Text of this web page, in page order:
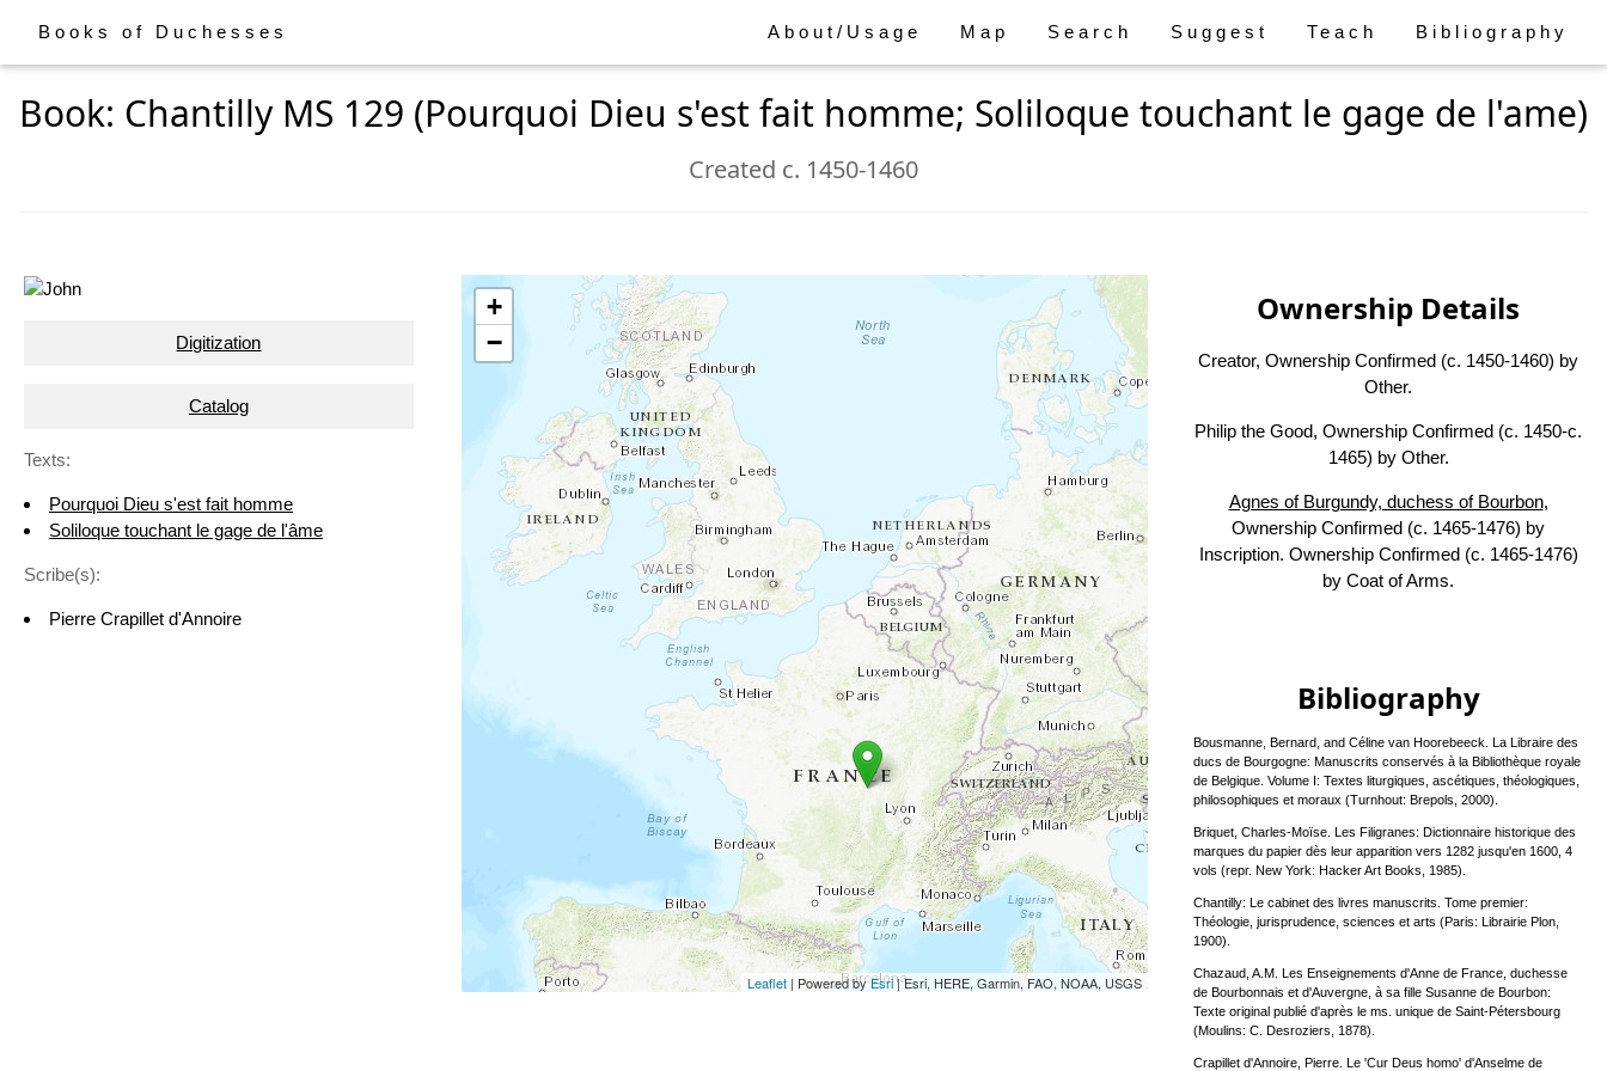
Books of Duchesses About/Usage Map Search Suggest Teach Bibliography
Book: Chantilly MS 129 (Pourquoi Dieu s'est fait homme; Soliloque touchant le gage de l'ame)
Created c. 1450-1460
Digitization
Catalog
Texts:
Pourquoi Dieu s'est fait homme
Soliloque touchant le gage de l'âme
Scribe(s):
Pierre Crapillet d'Annoire
+
−
Leaflet| Powered byEsri|Esri, HERE, Garmin, FAO, NOAA, USGS
Ownership Details
Creator, Ownership Confirmed (c. 1450-1460) by
Other.
Philip the Good, Ownership Confirmed (c. 1450-c.
1465) by Other.
Agnes of Burgundy, duchess of Bourbon,
Ownership Confirmed (c. 1465-1476) by
Inscription. Ownership Confirmed (c. 1465-1476)
by Coat of Arms.
Bibliography
Bousmanne, Bernard, and Céline van Hoorebeeck. La Libraire des
ducs de Bourgogne: Manuscrits conservés à la Bibliothèque royale
de Belgique. Volume I: Textes liturgiques, ascétiques, théologiques,
philosophiques et moraux (Turnhout: Brepols, 2000).
Briquet, Charles-Moïse. Les Filigranes: Dictionnaire historique des
marques du papier dès leur apparition vers 1282 jusqu'en 1600, 4
vols (repr. New York: Hacker Art Books, 1985).
Chantilly: Le cabinet des livres manuscrits. Tome premier:
Théologie, jurisprudence, sciences et arts (Paris: Librairie Plon,
1900).
Chazaud, A.M. Les Enseignements d'Anne de France, duchesse
de Bourbonnais et d'Auvergne, à sa fille Susanne de Bourbon:
Texte original publié d'après le ms. unique de Saint-Pétersbourg
(Moulins: C. Desroziers, 1878).
Crapillet d'Annoire, Pierre. Le 'Cur Deus homo' d'Anselme de